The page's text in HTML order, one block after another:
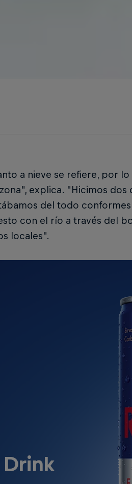
a nieve se refiere, por
explica. "Hicimos dos
del todo
con el río a través del
locales".
Drink